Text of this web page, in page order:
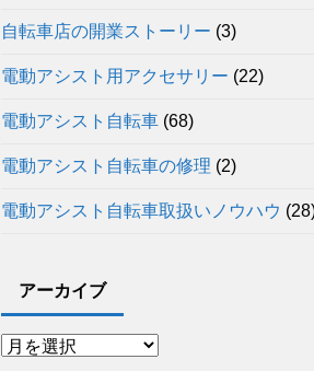
自転車店の開業ストーリー (3)
電動アシスト用アクセサリー (22)
電動アシスト自転車 (68)
電動アシスト自転車の修理 (2)
電動アシスト自転車取扱いノウハウ
アーカイブ